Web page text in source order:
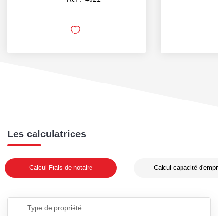
Les calculatrices
Calcul Frais de notaire Calcul capacité